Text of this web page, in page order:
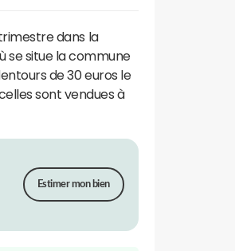
dans la
se situe la commune
de 30 euros le
sont vendues à
Estimer mon bien